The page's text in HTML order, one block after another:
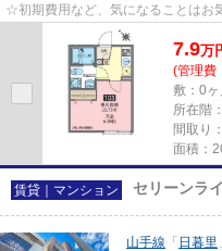
☆初期費用など、気になることはお
7.9万
(管理費
敷：0
所在階
間取り
面積：
賃貸｜マンション セリーンラ
山手線 「 日暮里